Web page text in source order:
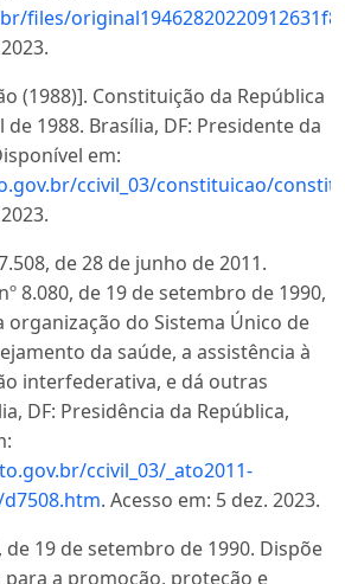
files/
(1988)]. Constituição da República
1988. Brasília, DF: Presidente da
em:
ccivil_03/constituicao/
de 28 de junho de 2011.
8.080, de 19 de setembro de 1990,
do Sistema Único de
da saúde, a assistência à
interfederativa, e dá outras
DF: Presidência da República,
ccivil_03/_ato2011-
. Acesso em: 5 dez. 2023.
de 19 de setembro de 1990. Dispõe
a promoção, proteção e